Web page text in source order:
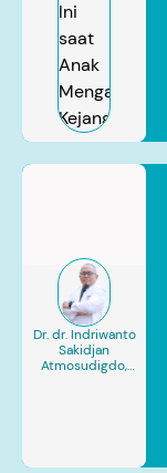
Dr. dr. Indriwanto
Sakidjan
Atmosudigdo,